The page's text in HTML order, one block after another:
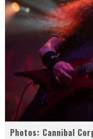
Photos: Cannibal